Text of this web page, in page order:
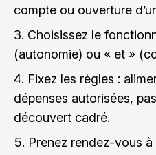
compte ou ouverture
Choisissez le
(autonomie) ou « et »
Fixez les règles :
dépenses autorisées,
découvert cadré.
Prenez rendez-vous